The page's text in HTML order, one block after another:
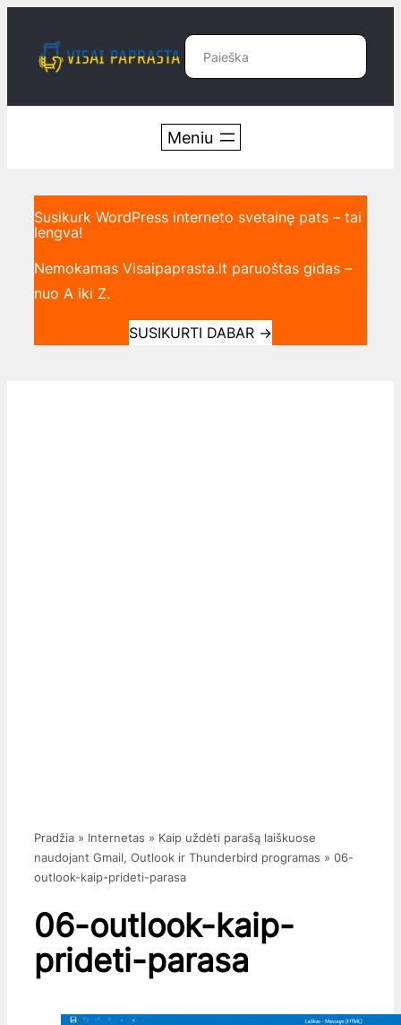
turinio
Paieška
Susikurk WordPress interneto svetainę pats – tai
lengva!
Nemokamas Visaipaprasta.lt paruoštas gidas –
nuo A iki Z.
SUSIKURTI DABAR →
Pradžia » Internetas » Kaip uždėti parašą laiškuose
naudojant Gmail, Outlook ir Thunderbird programas » 06-
outlook-kaip-prideti-parasa
06-outlook-kaip-
prideti-parasa